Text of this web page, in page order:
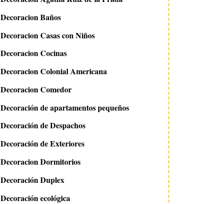
Decoracion Baños
Decoracion Casas con Niños
Decoracion Cocinas
Decoracion Colonial Americana
Decoracion Comedor
Decoración de apartamentos pequeños
Decoración de Despachos
Decoración de Exteriores
Decoracion Dormitorios
Decoración Duplex
Decoración ecológica